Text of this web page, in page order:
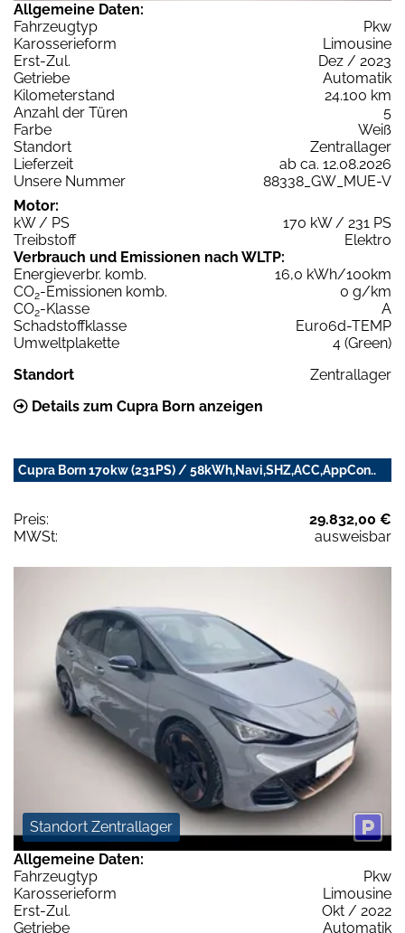
Allgemeine Daten:
Fahrzeugtyp
Pkw
Karosserieform
Limousine
Erst-Zul.
Dez / 2023
Getriebe
Automatik
Kilometerstand
24.100 km
Anzahl der Türen
5
Farbe
Weiß
Standort
Zentrallager
Lieferzeit
ab ca. 12.08.2026
Unsere Nummer
88338_GW_MUE-V
Motor:
kW / PS
170 kW / 231 PS
Treibstoff
Elektro
Verbrauch und Emissionen nach WLTP:
Energieverbr. komb.
16,0 kWh/100km
CO2-Emissionen komb.
0 g/km
CO2-Klasse
A
Schadstoffklasse
Euro6d-TEMP
Umweltplakette
4 (Green)
Standort
Zentrallager
Details zum Cupra Born anzeigen
Cupra Born 170kw (231PS) / 58kWh,Navi,SHZ,ACC,AppCon..
Preis:
29.832,00 €
MWSt:
ausweisbar
Standort Zentrallager
Allgemeine Daten:
Fahrzeugtyp
Pkw
Karosserieform
Limousine
Erst-Zul.
Okt / 2022
Getriebe
Automatik